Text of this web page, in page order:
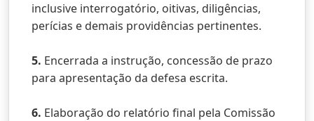
inclusive interrogatório, oitivas, diligências,
perícias e demais providências pertinentes.
5. Encerrada a instrução, concessão de prazo
para apresentação da defesa escrita.
6. Elaboração do relatório final pela Comissão